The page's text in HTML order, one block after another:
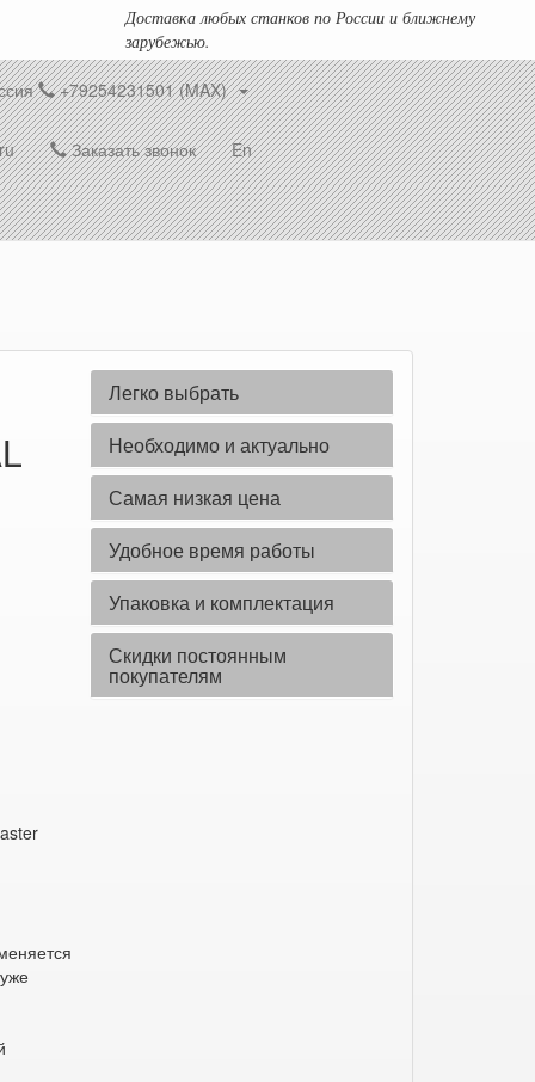
Доставка любых станков по России и ближнему
зарубежью.
+79254231501 (MAX)
Заказать звонок En
Легко выбрать
Необходимо и актуально
Самая низкая цена
Удобное время работы
Упаковка и комплектация
Скидки постоянным
покупателям